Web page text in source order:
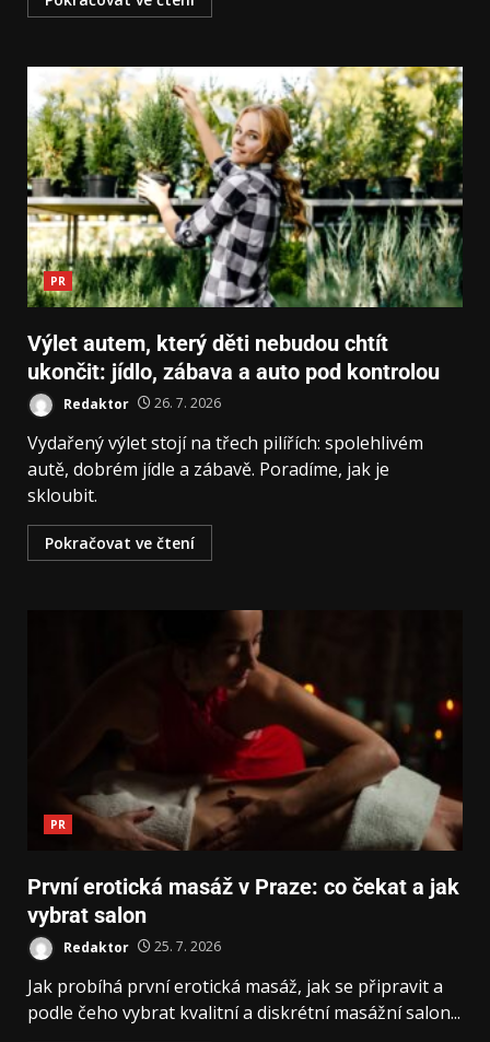
PR
Výlet autem, který děti nebudou chtít
ukončit: jídlo, zábava a auto pod kontrolou
Redaktor 26. 7. 2026
Vydařený výlet stojí na třech pilířích: spolehlivém
autě, dobrém jídle a zábavě. Poradíme, jak je
skloubit.
Pokračovat ve čtení
PR
První erotická masáž v Praze: co čekat a jak
vybrat salon
Redaktor 25. 7. 2026
Jak probíhá první erotická masáž, jak se připravit a
podle čeho vybrat kvalitní a diskrétní masážní salon...